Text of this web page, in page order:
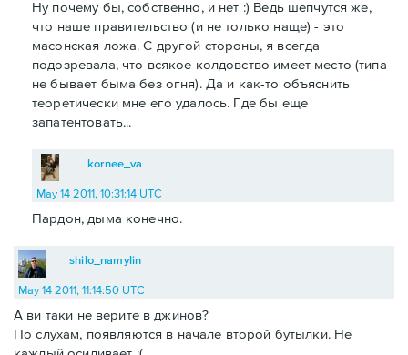
Ну почему бы, собственно, и нет :) Ведь шепчутся же,
что наше правительство (и не только наще) - это
масонская ложа. С другой стороны, я всегда
подозревала, что всякое колдовство имеет место (типа
не бывает быма без огня). Да и как-то объяснить
теоретически мне его удалось. Где бы еще
запатентовать...
kornee_va
May 14 2011, 10:31:14 UTC
Пардон, дыма конечно.
shilo_namylin
May 14 2011, 11:14:50 UTC
А ви таки не верите в джинов?
По слухам, появляются в начале второй бутылки. Не